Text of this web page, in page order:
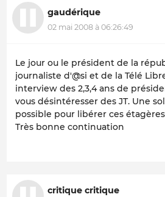
gaudérique
02 mai 2008 à 06:26:49
Le jour ou le président de la
journaliste d'@si et de la Télé
interview des 2,3,4 ans de
vous désintéresser des JT. Une
possible pour libérer ces
Très bonne continuation
critique critique